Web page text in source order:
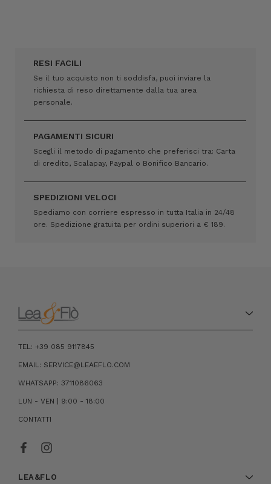
RESI FACILI
Se il tuo acquisto non ti soddisfa, puoi inviare la
richiesta di reso direttamente dalla tua area
personale.
PAGAMENTI SICURI
Scegli il metodo di pagamento che preferisci tra: Carta
di credito, Scalapay, Paypal o Bonifico Bancario.
SPEDIZIONI VELOCI
Spediamo con corriere espresso in tutta Italia in 24/48
ore. Spedizione gratuita per ordini superiori a € 189.
TEL: +39 085 9117845
EMAIL: SERVICE@LEAEFLO.COM
WHATSAPP: 3711086063
LUN - VEN | 9:00 - 18:00
CONTATTI
LEA&FLO